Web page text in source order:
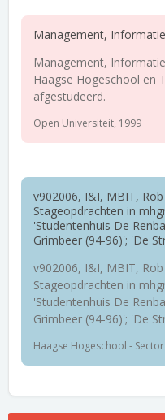
Management,
Management,
Haagse Hogeschool en
afgestudeerd.
Open Universiteit, 1999
v902006, I&I, MBIT,
Stageopdrachten in
'Studentenhuis De
Grimbeer (94-96)'; 'De
v902006, I&I, MBIT,
Stageopdrachten in
'Studentenhuis De
Grimbeer (94-96)'; 'De
Haagse Hogeschool -